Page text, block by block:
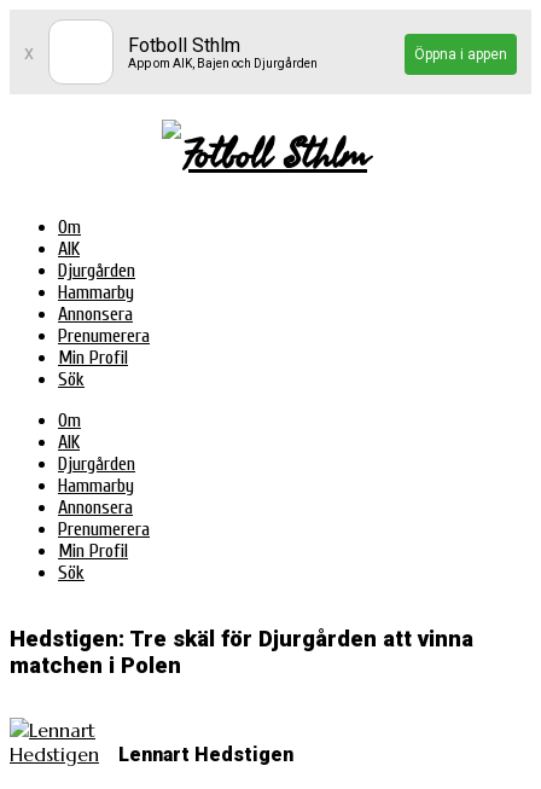
x Fotboll Sthlm
App om AIK, Bajen och Djurgården
Öppna i appen
Om
AIK
Djurgården
Hammarby
Annonsera
Prenumerera
Min Profil
Sök
Om
AIK
Djurgården
Hammarby
Annonsera
Prenumerera
Min Profil
Sök
Hedstigen: Tre skäl för Djurgården att vinna
matchen i Polen
Lennart Hedstigen